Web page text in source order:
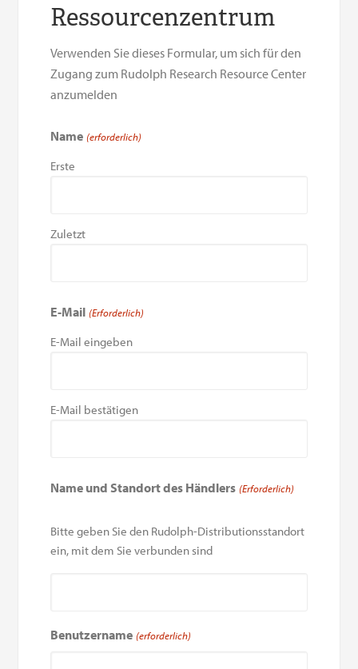
Ressourcenzentrum
Verwenden Sie dieses Formular, um sich für den
Zugang zum Rudolph Research Resource Center
anzumelden
Name (erforderlich)
Erste
Zuletzt
E-Mail (Erforderlich)
E-Mail eingeben
E-Mail bestätigen
Name und Standort des Händlers (Erforderlich)
Bitte geben Sie den Rudolph-Distributionsstandort
ein, mit dem Sie verbunden sind
Benutzername (erforderlich)